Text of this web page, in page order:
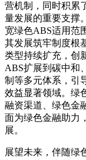
营机制，同时积累
量发展的重要支撑
宽绿色ABS适用范
其发展筑牢制度根
类型持续扩充，创
ABS扩展到碳中和
制等多元体系，引
效益显著领域。绿
融资渠道、绿色金
面为绿色金融助力
展。
展望未来，伴随绿